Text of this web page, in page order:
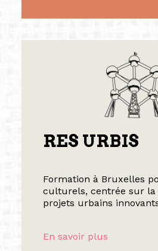
RES URBIS
Formation à Bruxelles
culturels, centrée sur la
projets urbains
En savoir plus